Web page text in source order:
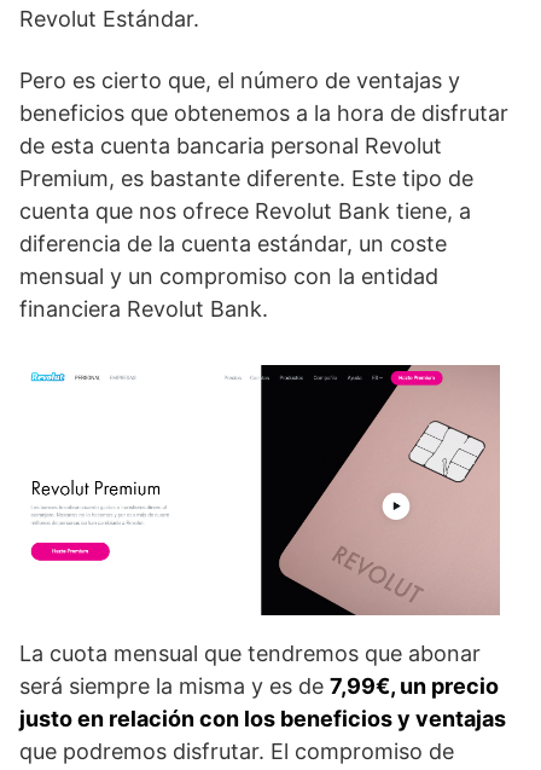
Revolut Estándar.
Pero es cierto que, el número de ventajas y
beneficios que obtenemos a la hora de disfrutar
de esta cuenta bancaria personal Revolut
Premium, es bastante diferente. Este tipo de
cuenta que nos ofrece Revolut Bank tiene, a
diferencia de la cuenta estándar, un coste
mensual y un compromiso con la entidad
financiera Revolut Bank.
La cuota mensual que tendremos que abonar
será siempre la misma y es de 7,99€, un precio
justo en relación con los beneficios y ventajas
que podremos disfrutar. El compromiso de